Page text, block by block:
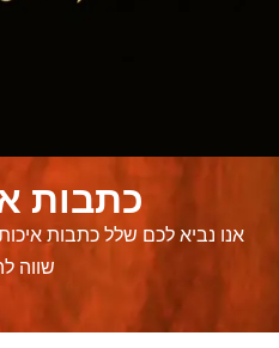
כתבות
אנו נביא לכם שלל כתבות
שווה